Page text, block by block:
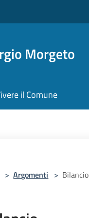
Morgeto
il Comune
> Argomenti > Bilancio